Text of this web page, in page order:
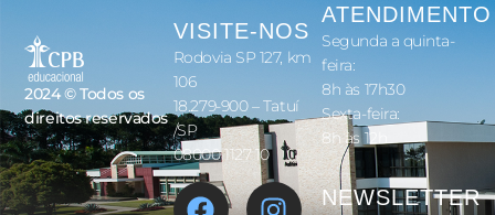
2024 © Todos os
direitos reservados
VISITE-NOS
Rodovia SP 127, km
106
18.279-900 – Tatuí
/SP
08000 1127 10
ATENDIMENTO
Segunda a quinta-
feira:
8h às 17h30
Sexta-feira:
8h às 12h
NEWSLETTER